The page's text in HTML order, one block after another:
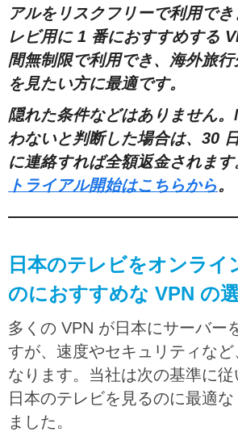
アルをリスクフリーで利用で
レビ用に 1 番におすすめする
間無制限で利用でき、海外旅
を見たい方に最適です。
隠れた条件などはありません
わないと判断した場合は、30
に連絡すれば全額返金されます
トライアル開始はこちらから。
日本のテレビをオンライ
のにおすすめな VPN の
多くの VPN が日本にサーバー
すが、速度やセキュリティな
なります。当社は次の基準に
日本のテレビを見るのに最適
ました。